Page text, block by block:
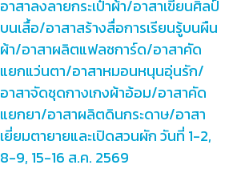
อาสาลงลายกระเป๋าผ้า/อาสาเขียนศิลป์
บนเสื้อ/อาสาสร้างสื่อการเรียนรู้บนผืน
ผ้า/อาสาผลิตแฟลชการ์ด/อาสาคัด
แยกแว่นตา/อาสาหมอนหนุนอุ่นรัก/
อาสาจัดชุดกางเกงผ้าอ้อม/อาสาคัด
แยกยา/อาสาผลิตดินกระดาษ/อาสา
เยี่ยมตายายและเปิดสวนผัก วันที่ 1-2,
8-9, 15-16 ส.ค. 2569